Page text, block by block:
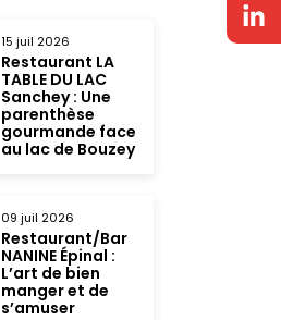
15 juil 2026
Restaurant LA
TABLE DU LAC
Sanchey : Une
parenthèse
gourmande face
au lac de Bouzey
09 juil 2026
Restaurant/Bar
NANINE Épinal :
L’art de bien
manger et de
s’amuser